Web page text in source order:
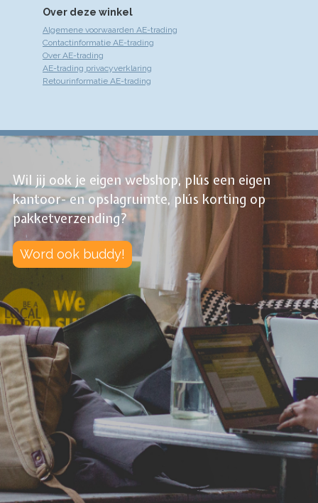
Over deze winkel
Algemene voorwaarden AE-trading
Contactinformatie AE-trading
Over AE-trading
AE-trading privacyverklaring
Retourinformatie AE-trading
Wil jij ook je eigen webshop, plús een eigen
kantoor- en opslagruimte, plús korting op
pakketverzending?
Word ook buddy!